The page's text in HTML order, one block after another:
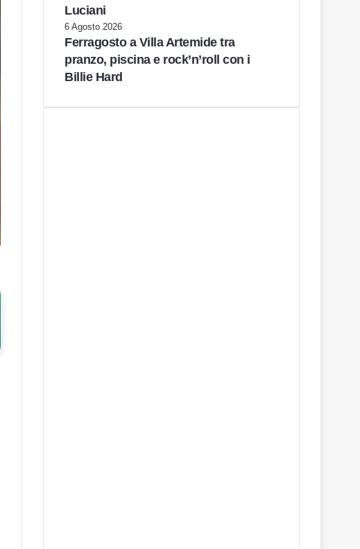
Luciani
6 Agosto 2026
Ferragosto a Villa Artemide tra
pranzo, piscina e rock’n’roll con i
Billie Hard